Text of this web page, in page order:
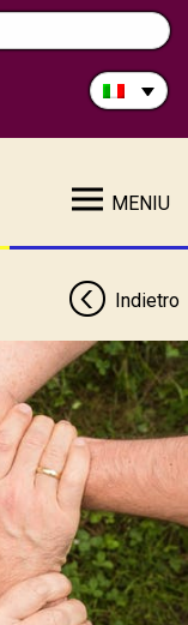
MENIU
Indietro